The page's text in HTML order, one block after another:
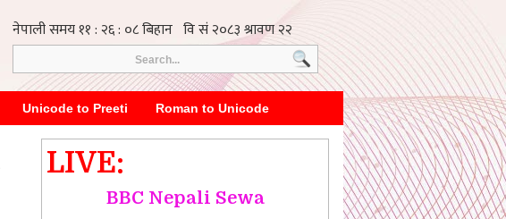
Unicode to Preeti Roman to Unicode
LIVE:
BBC Nepali Sewa